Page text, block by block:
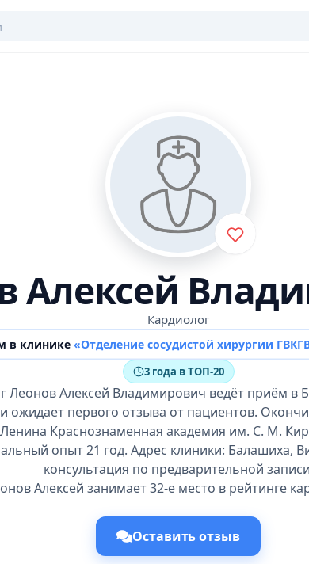
Алексей
Кардиолог
в клинике «Отделение сосудистой хирургии
3 года в ТОП-20
Леонов Алексей Владимирович ведёт приём в
ожидает первого отзыва от пациентов.
Краснознаменная академия им. С. М.
опыт 21 год. Адрес клиники: Балашиха,
консультация по предварительной
Алексей занимает 32-е место в рейтинге
Оставить отзыв